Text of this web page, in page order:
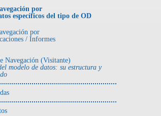
Registro de restos óseos humanos
(individuos)(28)
Registro de unidades
estratigráficas(64)
ofrenda huesos humanos(3)
- UE# y tipo de UE
donde se halló el objeto
por
específicos del tipo de OD
por
/ Informes
Navegación (Visitante)
modelo de datos: su estructura y